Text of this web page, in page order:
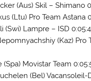
(Aus) Skil – Shimano
(Ltu) Pro Team Astana
(Swi) Lampre – ISD
(Kaz) Pro
(Spa) Movistar Team
(Bel) Vacansoleil-